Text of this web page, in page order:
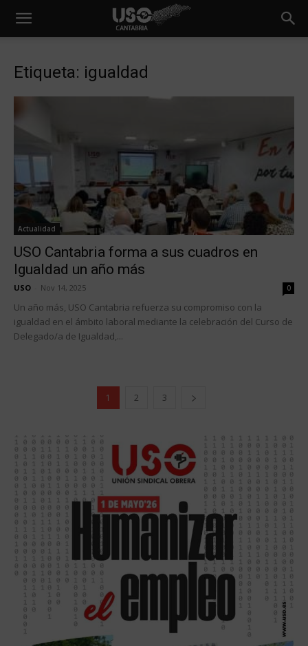
Etiqueta: igualdad
Actualidad
USO Cantabria forma a sus cuadros en
Igualdad un año más
USO Nov 14, 2025 0
Un año más, USO Cantabria refuerza su compromiso con la
igualdad en el ámbito laboral mediante la celebración del Curso de
Delegado/a de Igualdad,...
1 2 3